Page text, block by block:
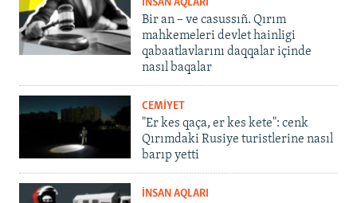
İNSAN AQLARI
Bir an – ve casussıñ. Qırım
mahkemeleri devlet hainligi
qabaatlavlarını daqqalar içinde
nasıl baqalar
CEMİYET
"Er kes qaça, er kes kete": cenk
Qırımdaki Rusiye turistlerine nasıl
barıp yetti
İNSAN AQLARI